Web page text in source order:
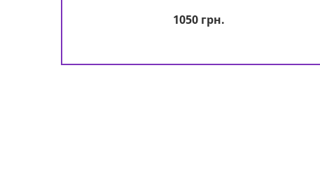
1050 грн.